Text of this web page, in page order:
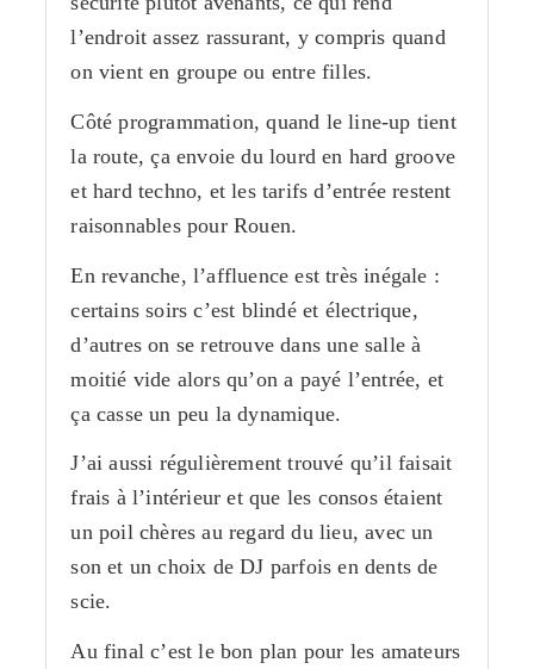
l’endroit assez rassurant, y compris quand
on vient en groupe ou entre filles.
Côté programmation, quand le line-up tient
la route, ça envoie du lourd en hard groove
et hard techno, et les tarifs d’entrée restent
raisonnables pour Rouen.
En revanche, l’affluence est très inégale :
certains soirs c’est blindé et électrique,
d’autres on se retrouve dans une salle à
moitié vide alors qu’on a payé l’entrée, et
ça casse un peu la dynamique.
J’ai aussi régulièrement trouvé qu’il faisait
frais à l’intérieur et que les consos étaient
un poil chères au regard du lieu, avec un
son et un choix de DJ parfois en dents de
scie.
Au final c’est le bon plan pour les amateurs